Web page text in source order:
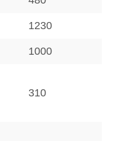
1230
1000
310